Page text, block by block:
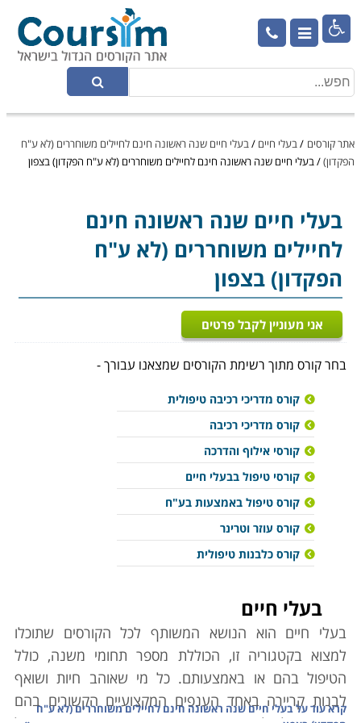

אתר קורסים /בעלי חיים /בעלי חיים שנה ראשונה חינם לחיילים משוחררים (לא ע"ח
הפקדון)/בעלי חיים שנה ראשונה חינם לחיילים משוחררים (לא ע"ח הפקדון) בצפון
בעלי חיים שנה ראשונה חינם
לחיילים משוחררים (לא ע"ח
הפקדון) בצפון
אני מעוניין לקבל פרטים
בחר קורס מתוך רשימת הקורסים שמצאנו עבורך -
קורס מדריכי רכיבה טיפולית
קורס מדריכי רכיבה
קורסי אילוף והדרכה
קורסי טיפול בבעלי חיים
קורס טיפול באמצעות בע"ח
קורס עוזר וטרינר
קורס כלבנות טיפולית
בעלי חיים
בעלי חיים הוא הנושא המשותף לכל הקורסים שתוכלו
למצוא בקטגוריה זו, הכוללת מספר תחומי משנה, כולל
הטיפול בהם או באמצעותם. כל מי שאוהב חיות ושואף
לבנות קריירה באחד הענפים המקצועיים הקשורים בהם
קרא עוד עלבעלי חיים שנה ראשונה חינם לחיילים משוחררים (לא ע"ח